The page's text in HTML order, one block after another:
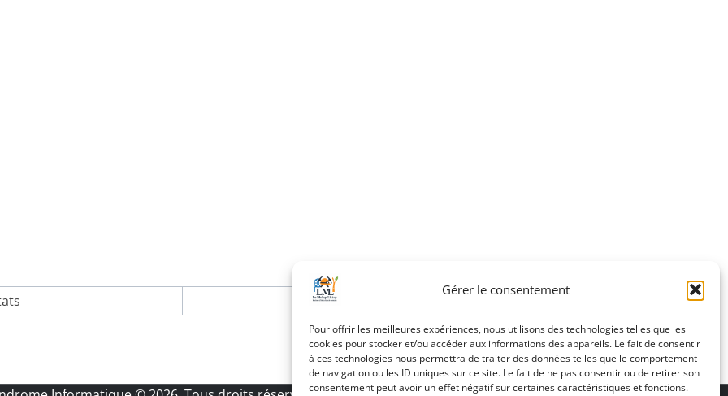
Gérer le consentement
Pour offrir les meilleures expériences, nous utilisons des technologies telles que les
cookies pour stocker et/ou accéder aux informations des appareils. Le fait de consentir
à ces technologies nous permettra de traiter des données telles que le comportement
de navigation ou les ID uniques sur ce site. Le fait de ne pas consentir ou de retirer son
consentement peut avoir un effet négatif sur certaines caractéristiques et fonctions.